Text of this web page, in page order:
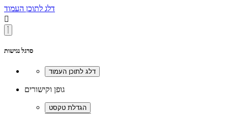
דלג לתוכן העמוד

סרגל נגישות
גופן וקישורים